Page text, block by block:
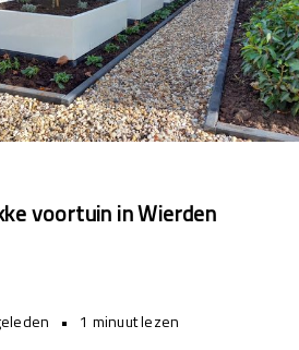
voortuin in Wierden
• 1 minuut lezen